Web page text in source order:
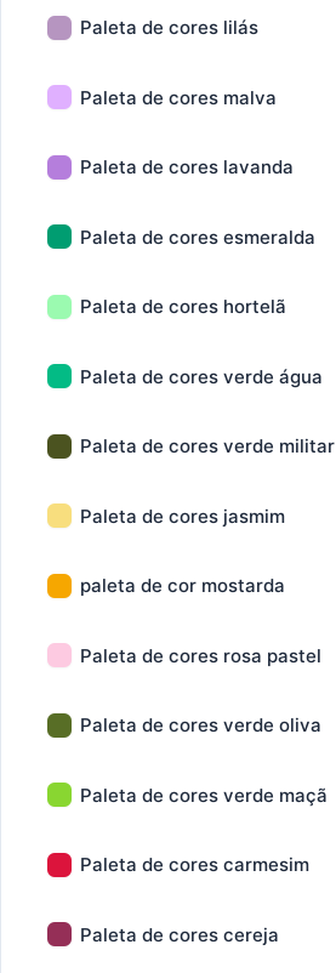
Paleta de cores lilás
Paleta de cores malva
Paleta de cores lavanda
Paleta de cores esmeralda
Paleta de cores hortelã
Paleta de cores verde água
Paleta de cores verde militar
Paleta de cores jasmim
paleta de cor mostarda
Paleta de cores rosa pastel
Paleta de cores verde oliva
Paleta de cores verde maçã
Paleta de cores carmesim
Paleta de cores cereja